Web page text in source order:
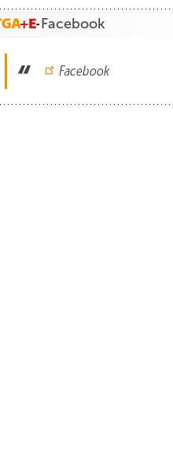
Facebook
Facebook